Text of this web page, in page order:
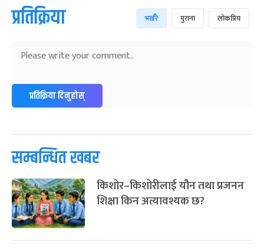
प्रतिक्रिया भर्खरै पुराना लोकप्रिय
प्रतिक्रिया दिनुहोस्
सम्बन्धित खबर
किशोर–किशोरीलाई यौन तथा प्रजनन
शिक्षा किन अत्यावश्यक छ?